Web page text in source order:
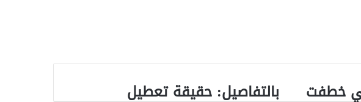
بالتفاصيل:
بالتفاصيل: حقيقة تعطيل خطفت